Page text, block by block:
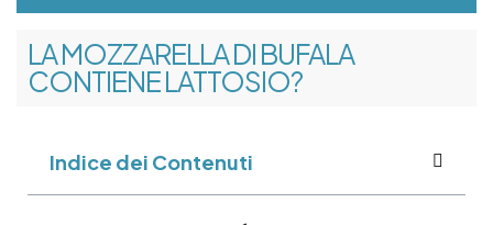
LA MOZZARELLA DI BUFALA
CONTIENE LATTOSIO?
Indice dei Contenuti